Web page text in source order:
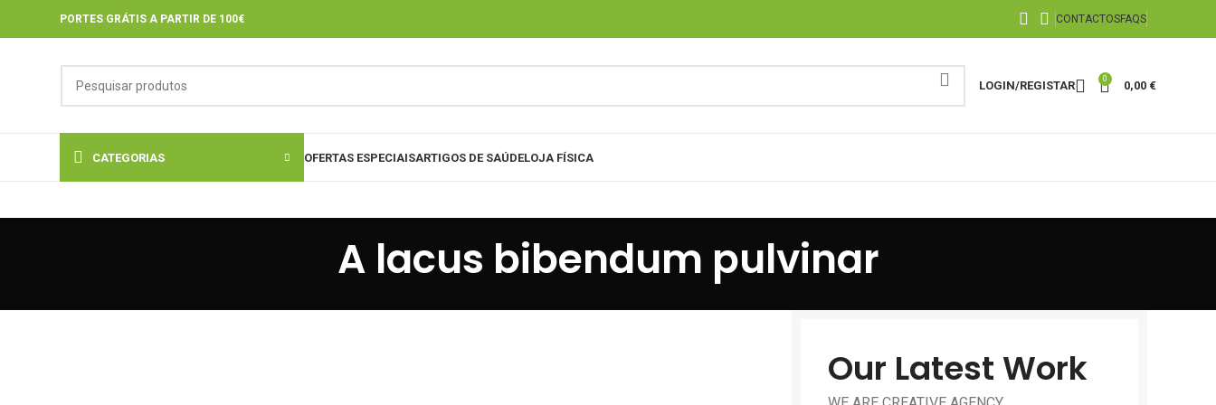
PORTES GRÁTIS A PARTIR DE 100€ CONTACTOSFAQS
LOGIN/REGISTAR
0
0,00 €
CATEGORIAS OFERTAS ESPECIAISARTIGOS DE SAÚDELOJA FÍSICA
A lacus bibendum pulvinar
Our Latest Work